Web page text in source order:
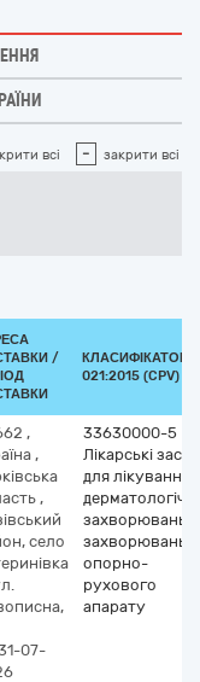
всі - закрити всі
/
КЛАСИФІКАТОР
021:2015 (CPV)
,
,
,
село
07-
33630000-5
Лікарські
для лікування
захворювань
захворювань
опорно-
рухового
апарату